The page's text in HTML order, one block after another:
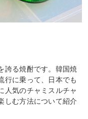
誇る焼酎です。韓国焼
行に乗って、日本でも
人気のチャミスルチャ
しむ方法について紹介